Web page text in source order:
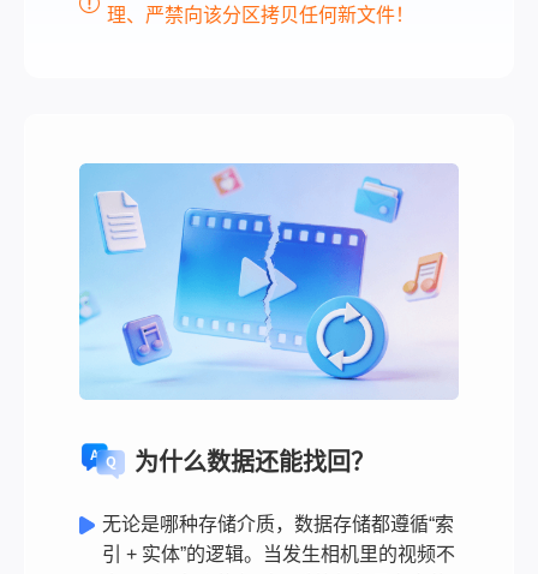
理、严禁向该分区拷贝任何新文件！
为什么数据还能找回？
无论是哪种存储介质，数据存储都遵循“索
引 + 实体”的逻辑。当发生相机里的视频不